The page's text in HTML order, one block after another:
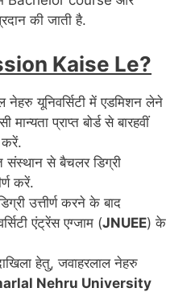
की जाती है.
Kaise Le?
नेहरु यूनिवर्सिटी में एडमिशन लेने
प्राप्त बोर्ड से बारहवीं
करें.
संस्थान से बैचलर डिग्री
करें.
उत्तीर्ण करने के बाद
एंट्रेंस एग्जाम (JNUEE) के
हेतु, जवाहरलाल नेहरु
Nehru University